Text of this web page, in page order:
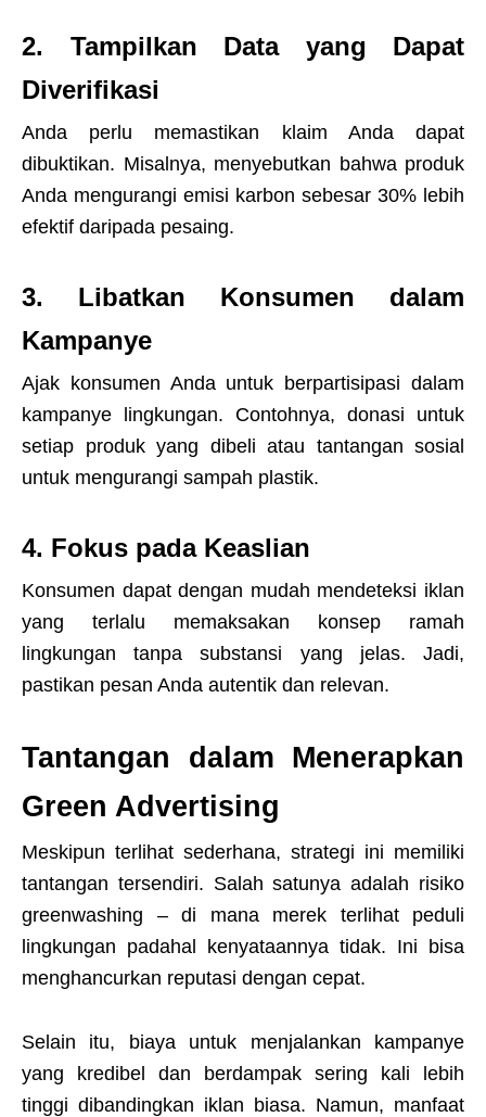
2. Tampilkan Data yang Dapat
Diverifikasi
Anda perlu memastikan klaim Anda dapat
dibuktikan. Misalnya, menyebutkan bahwa produk
Anda mengurangi emisi karbon sebesar 30% lebih
efektif daripada pesaing.
3. Libatkan Konsumen dalam
Kampanye
Ajak konsumen Anda untuk berpartisipasi dalam
kampanye lingkungan. Contohnya, donasi untuk
setiap produk yang dibeli atau tantangan sosial
untuk mengurangi sampah plastik.
4. Fokus pada Keaslian
Konsumen dapat dengan mudah mendeteksi iklan
yang terlalu memaksakan konsep ramah
lingkungan tanpa substansi yang jelas. Jadi,
pastikan pesan Anda autentik dan relevan.
Tantangan dalam Menerapkan
Green Advertising
Meskipun terlihat sederhana, strategi ini memiliki
tantangan tersendiri. Salah satunya adalah risiko
greenwashing – di mana merek terlihat peduli
lingkungan padahal kenyataannya tidak. Ini bisa
menghancurkan reputasi dengan cepat.
Selain itu, biaya untuk menjalankan kampanye
yang kredibel dan berdampak sering kali lebih
tinggi dibandingkan iklan biasa. Namun, manfaat